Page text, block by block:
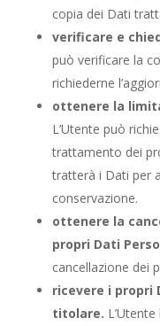
copia dei Dati
verificare e
può verificare la
richiederne
ottenere la
L’Utente può
trattamento dei
tratterà i Dati per
conservazione.
ottenere la
propri Dati
cancellazione dei
ricevere i
titolare.